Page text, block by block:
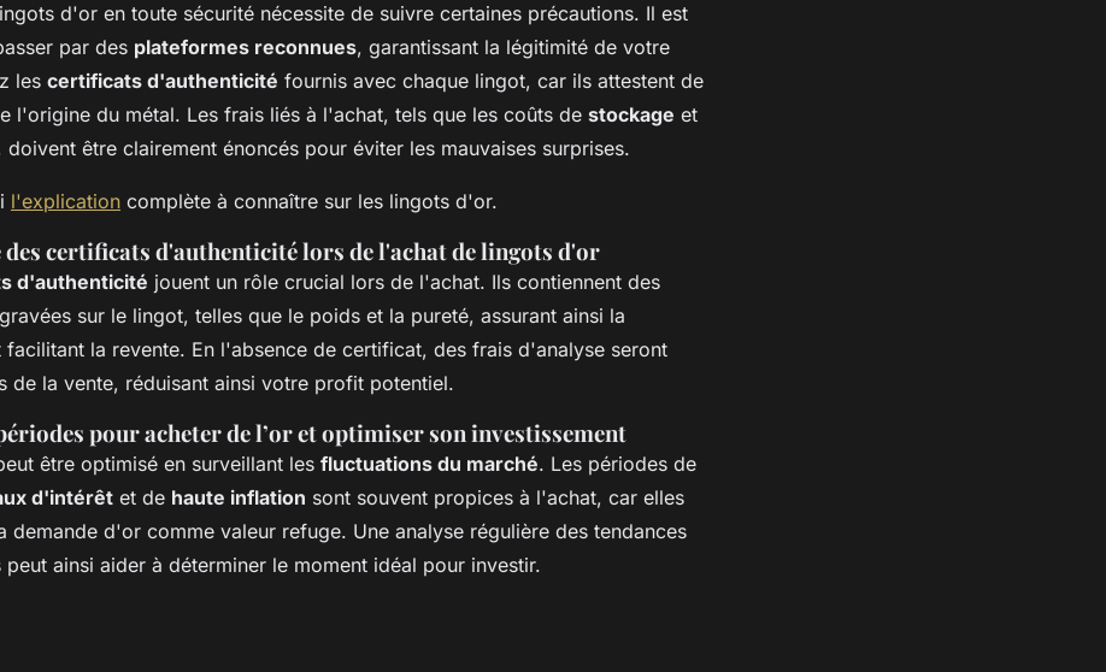
d'or en toute sécurité nécessite de suivre certaines précautions. Il est
par des plateformes reconnues, garantissant la légitimité de votre
les certificats d'authenticité fournis avec chaque lingot, car ils attestent de
l'origine du métal. Les frais liés à l'achat, tels que les coûts de stockage et
doivent être clairement énoncés pour éviter les mauvaises surprises.
l'explication complète à connaître sur les lingots d'or.
certificats d'authenticité lors de l'achat de lingots d'or
d'authenticité jouent un rôle crucial lors de l'achat. Ils contiennent des
sur le lingot, telles que le poids et la pureté, assurant ainsi la
la revente. En l'absence de certificat, des frais d'analyse seront
de la vente, réduisant ainsi votre profit potentiel.
pour acheter de l’or et optimiser son investissement
être optimisé en surveillant les fluctuations du marché. Les périodes de
d'intérêt et de haute inflation sont souvent propices à l'achat, car elles
demande d'or comme valeur refuge. Une analyse régulière des tendances
peut ainsi aider à déterminer le moment idéal pour investir.